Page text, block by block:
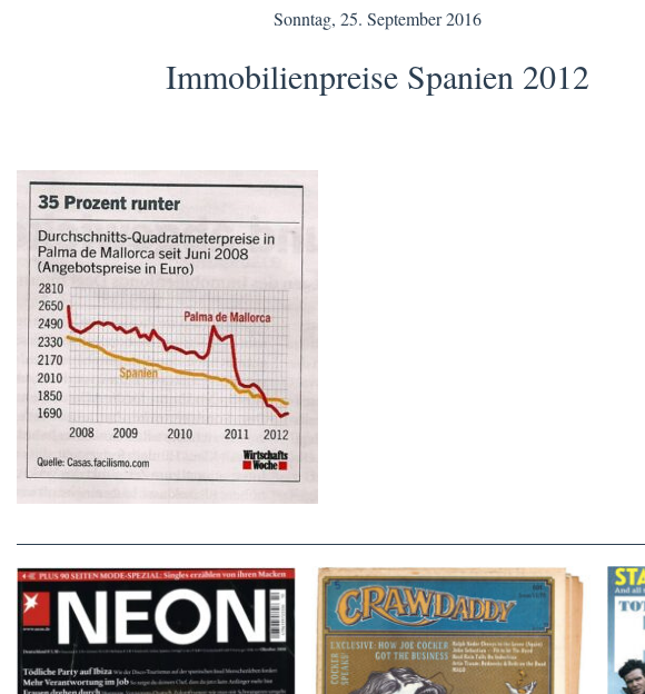
Sonntag, 25. September 2016
Immobilienpreise Spanien 2012
NEON – OKTOBER 2008 Crawdaddy – June/11/72